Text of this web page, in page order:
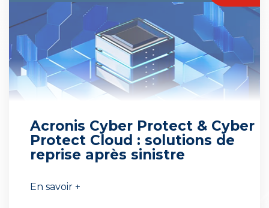
Acronis Cyber Protect & Cyber
Protect Cloud : solutions de
reprise après sinistre
En savoir +